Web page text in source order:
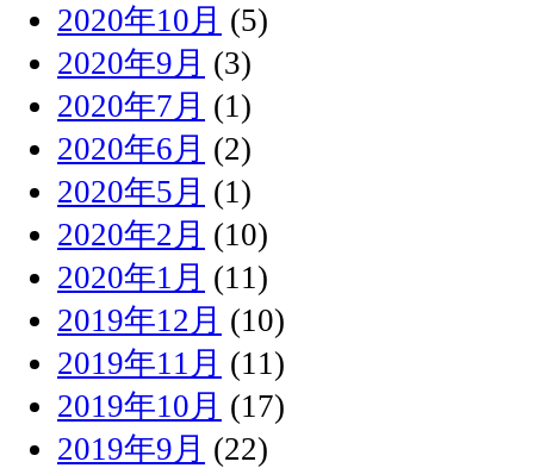
2020年10月 (5)
2020年9月 (3)
2020年7月 (1)
2020年6月 (2)
2020年5月 (1)
2020年2月 (10)
2020年1月 (11)
2019年12月 (10)
2019年11月 (11)
2019年10月 (17)
2019年9月 (22)